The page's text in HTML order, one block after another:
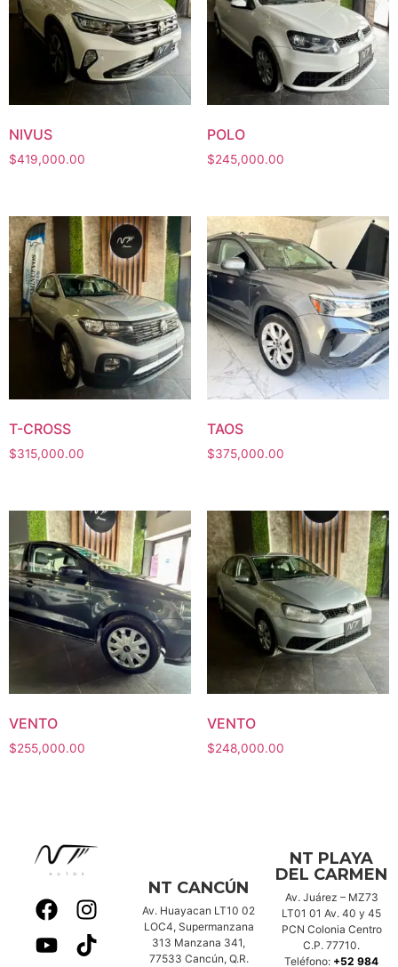
NIVUS
$419,000.00
POLO
$245,000.00
T-CROSS
$315,000.00
TAOS
$375,000.00
VENTO
$255,000.00
VENTO
$248,000.00
NT CANCÚN
Av. Huayacan LT10 02
LOC4, Supermanzana
313 Manzana 341,
77533 Cancún, Q.R.
NT PLAYA
DEL CARMEN
Av. Juárez – MZ73
LT01 01 Av. 40 y 45
PCN Colonia Centro
C.P. 77710.
Teléfono: +52 984